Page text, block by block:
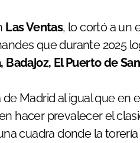
Las Ventas, lo cortó a un
que durante 2025
Badajoz, El Puerto de
de Madrid al igual que
hacer prevalecer el
cuadra donde la